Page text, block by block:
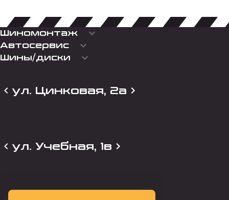
Шиномонтаж keyboard_arrow_down
Автосервис keyboard_arrow_down
Шины/диски keyboard_arrow_down
ул. Цинковая, 2а
ул. Учебная, 1в